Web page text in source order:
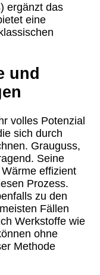
ergänzt das
eine
und
volles Potenzial
sich durch
Grauguss,
Seine
effizient
Prozess.
zu den
Fällen
Werkstoffe wie
ohne
Methode